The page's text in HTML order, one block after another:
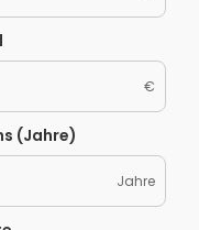
€
(Jahre)
Jahre